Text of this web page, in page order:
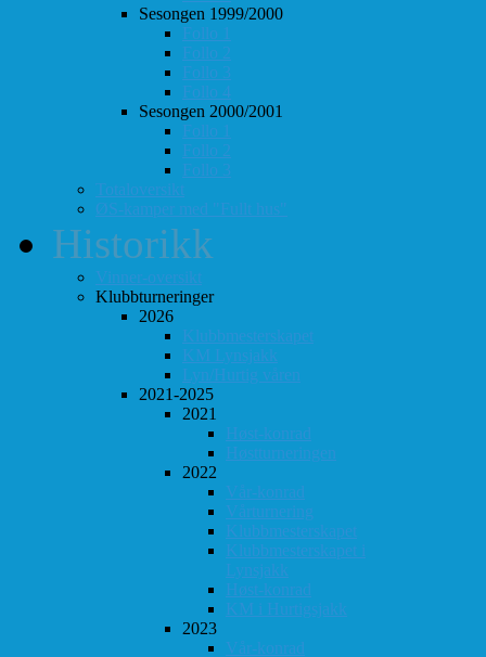
Sesongen 1999/2000
Follo 1
Follo 2
Follo 3
Follo 4
Sesongen 2000/2001
Follo 1
Follo 2
Follo 3
Totaloversikt
ØS-kamper med "Fullt hus"
Historikk
Vinner-oversikt
Klubbturneringer
2026
Klubbmesterskapet
KM Lynsjakk
Lyn/Hurtig våren
2021-2025
2021
Høst-konrad
Høstturneringen
2022
Vår-konrad
Vårturnering
Klubbmesterskapet
Klubbmesterskapet i
Lynsjakk
Høst-konrad
KM i Hurtigsjakk
2023
Vår-konrad